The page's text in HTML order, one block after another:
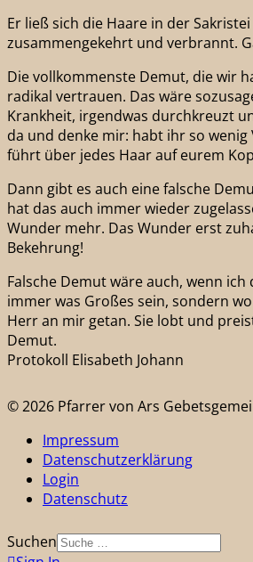
Er ließ sich die Haare in der
zusammengekehrt und verbrannt.
Die vollkommenste Demut, die wir
radikal vertrauen. Das wäre
Krankheit, irgendwas durchkreuzt
da und denke mir: habt ihr so
führt über jedes Haar auf eurem
Dann gibt es auch eine falsche
hat das auch immer wieder
Wunder mehr. Das Wunder erst
Bekehrung!
Falsche Demut wäre auch, wenn
immer was Großes sein, sondern
Herr an mir getan. Sie lobt und
Demut.
Protokoll Elisabeth Johann
© 2026 Pfarrer von Ars
Impressum
Datenschutzerklärung
Login
Datenschutz
Suchen